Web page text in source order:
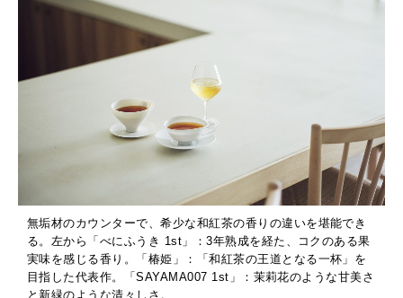
2026年9月号「北海道 おいしく遊ぶ、夏のご褒美旅。」
2026年8月号『お茶の時間です。』
2026年7月号「鎌倉 ローカルが 教えてくれた 本当の歩き方。」
2026年6月号「大銀座 トレンドが生まれる 新しい一流店へ。」
2026年5月号「“大好き”に出会いに。韓国」
2026年4月号「未来をつくる、学びの教科書。」
MAGAZINE
FOLLOW US!
る
無垢材のカウンターで、希少な和紅茶の香りの違いを堪能でき
る。左から「べにふうき 1st」：3年熟成を経た、コクのある果
実味を感じる香り。「椿姫」：「和紅茶の王道となる一杯」を
目指した代表作。「SAYAMA007 1st」：茉莉花のような甘美さ
と新緑のような清々しさ。